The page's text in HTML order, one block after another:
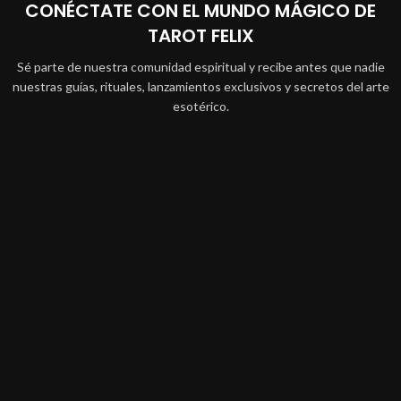
CONÉCTATE CON EL MUNDO MÁGICO DE
TAROT FELIX
Sé parte de nuestra comunidad espiritual y recibe antes que nadie
nuestras guías, rituales, lanzamientos exclusivos y secretos del arte
esotérico.